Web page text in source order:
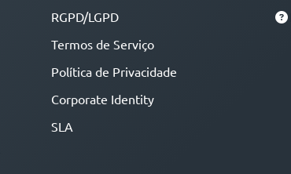
RGPD/LGPD
Termos de Serviço
Política de Privacidade
Corporate Identity
SLA